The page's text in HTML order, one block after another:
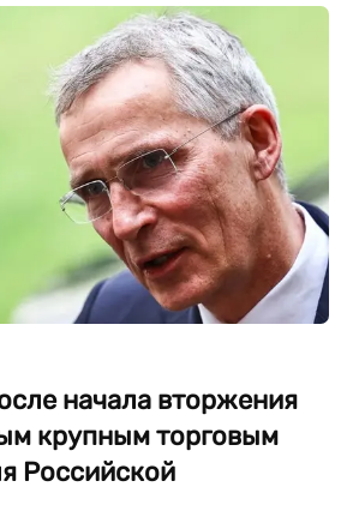
начала вторжения
крупным торговым
Российской